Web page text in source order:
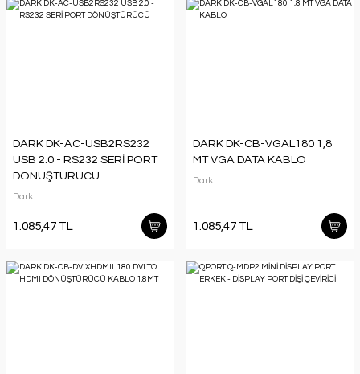
DARK DK-AC-USB2RS232
USB 2.0 - RS232 SERİ PORT
DÖNÜŞTÜRÜCÜ
Dark
1.085,47 TL
DARK DK-CB-VGAL180 1,8
MT VGA DATA KABLO
Dark
1.085,47 TL